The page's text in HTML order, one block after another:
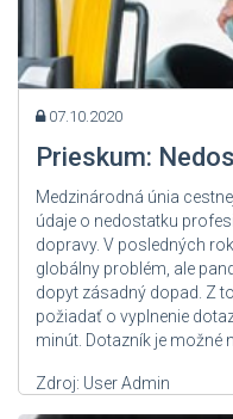
07.10.2020
Prieskum:
Medzinárodná únia
údaje o nedostatku
dopravy. V posledných
globálny problém, ale
dopyt zásadný dopad. Z
požiadať o vyplnenie
minút. Dotazník je možné
Zdroj: User Admin